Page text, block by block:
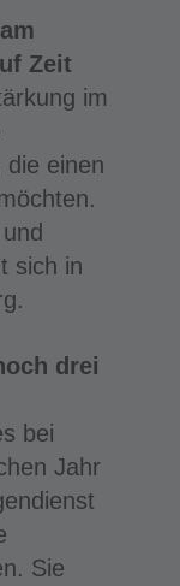
Zeit
im
die einen
sich in
drei
bei
Jahr
Sie